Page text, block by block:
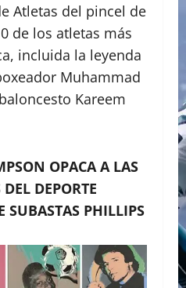
Atletas del pincel de
de los atletas más
incluida la leyenda
Muhammad
Kareem
OPACA A LAS
DEPORTE
SUBASTAS PHILLIPS